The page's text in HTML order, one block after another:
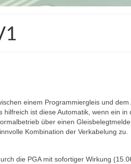
einem Programmiergleis und
ist diese Automatik, wenn ein in
über einen
Kombination der Verkabelung zu.
die PGA mit sofortiger Wirkung